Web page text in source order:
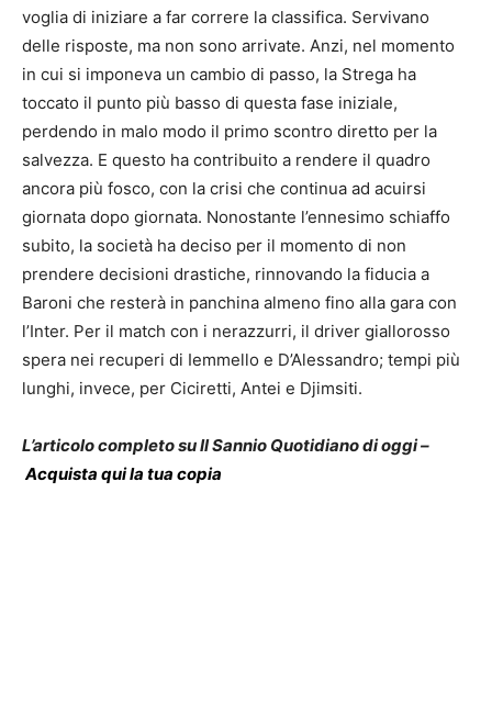
voglia di iniziare a far correre la classifica. Servivano
delle risposte, ma non sono arrivate. Anzi, nel momento
in cui si imponeva un cambio di passo, la Strega ha
toccato il punto più basso di questa fase iniziale,
perdendo in malo modo il primo scontro diretto per la
salvezza. E questo ha contribuito a rendere il quadro
ancora più fosco, con la crisi che continua ad acuirsi
giornata dopo giornata. Nonostante l’ennesimo schiaffo
subito, la società ha deciso per il momento di non
prendere decisioni drastiche, rinnovando la fiducia a
Baroni che resterà in panchina almeno fino alla gara con
l’Inter. Per il match con i nerazzurri, il driver giallorosso
spera nei recuperi di Iemmello e D’Alessandro; tempi più
lunghi, invece, per Ciciretti, Antei e Djimsiti.
L’articolo completo su Il Sannio Quotidiano di oggi –
Acquista qui la tua copia